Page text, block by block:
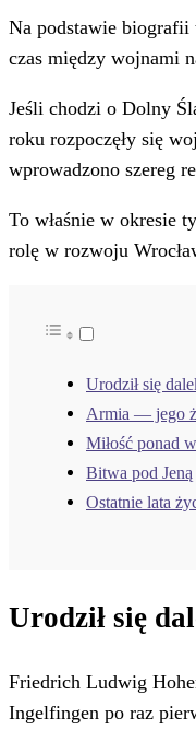
Na podstawie biografii
czas między wojnami
Jeśli chodzi o Dolny
roku rozpoczęły się
wprowadzono szereg
To właśnie w okresie
rolę w rozwoju
Urodził się
Armia — jego
Miłość ponad
Bitwa pod Jeną
Ostatnie lata
Urodził się
Friedrich Ludwig
Ingelfingen po raz